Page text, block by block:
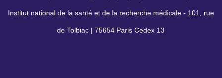
conforme)
Institut national de la santé et de la recherche médicale - 101, rue
de Tolbiac | 75654 Paris Cedex 13